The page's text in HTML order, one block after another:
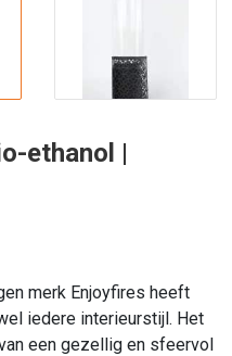
ethanol |
merk Enjoyfires heeft
iedere interieurstijl. Het
een gezellig en sfeervol